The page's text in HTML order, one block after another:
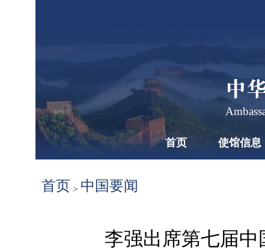
中
首页 使馆信息
首页 > 中国要闻
李强出席第七届